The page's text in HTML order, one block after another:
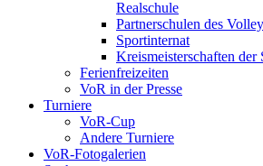
Realschule
Partnerschulen des
Sportinternat
Kreismeisterschaften der
Ferienfreizeiten
VoR in der Presse
Turniere
VoR-Cup
Andere Turniere
VoR-Fotogalerien